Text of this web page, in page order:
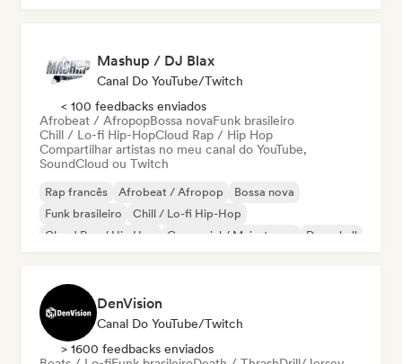
Mashup / DJ Blax
Canal Do YouTube/Twitch
< 100 feedbacks enviados
Afrobeat / AfropopBossa novaFunk brasileiro
Chill / Lo-fi Hip-HopCloud Rap / Hip Hop
Compartilhar artistas no meu canal do YouTube,
SoundCloud ou Twitch
Rap francês Afrobeat / Afropop
Bossa nova
Funk brasileiro
Chill / Lo-fi Hip-Hop
Cloud Rap / Hip Hop
Comercial / Mainstream Dancehall
DenVision
Canal Do YouTube/Twitch
> 1600 feedbacks enviados